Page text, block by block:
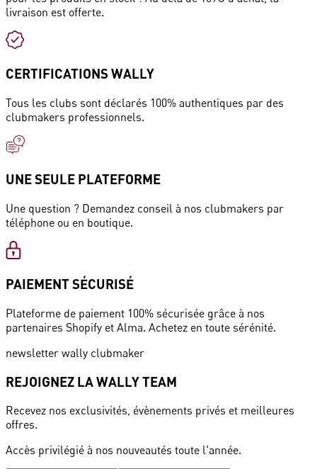
livraison est offerte.
CERTIFICATIONS WALLY
Tous les clubs sont déclarés 100% authentiques par des
clubmakers professionnels.
UNE SEULE PLATEFORME
Une question ? Demandez conseil à nos clubmakers par
téléphone ou en boutique.
PAIEMENT SÉCURISÉ
Plateforme de paiement 100% sécurisée grâce à nos
partenaires Shopify et Alma. Achetez en toute sérénité.
newsletter wally clubmaker
REJOIGNEZ LA WALLY TEAM
Recevez nos exclusivités, évènements privés et meilleures
offres.
Accès privilégié à nos nouveautés toute l'année.